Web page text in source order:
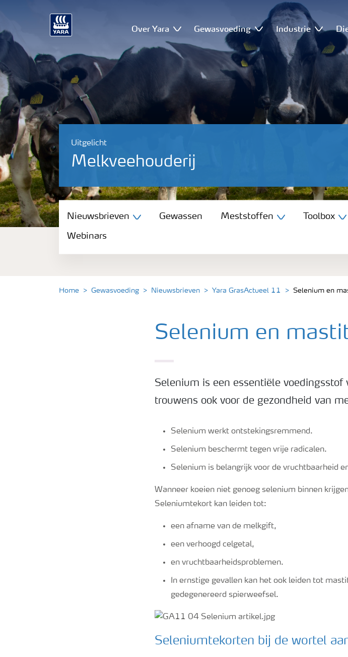
Over Yara Gewasvoeding Industrie
Uitgelicht
Melkveehouderij
Nieuwsbrieven
Gewassen
Nieuwsbrieven Gewassen Meststoffen Toolbox
Webinars
Home Gewasvoeding Nieuwsbrieven Yara GrasActueel 11 Selenium en
Selenium en
Selenium is een essentiële voedingsstof
trouwens ook voor de gezondheid van
Selenium werkt ontstekingsremmend.
Selenium beschermt tegen vrije radicalen.
Selenium is belangrijk voor de vruchtbaarheid
Wanneer koeien niet genoeg selenium binnen
Seleniumtekort kan leiden tot:
een afname van de melkgift,
een verhoogd celgetal,
en vruchtbaarheidsproblemen.
In ernstige gevallen kan het ook leiden tot
gedegenereerd spierweefsel.
Seleniumtekorten bij de wortel